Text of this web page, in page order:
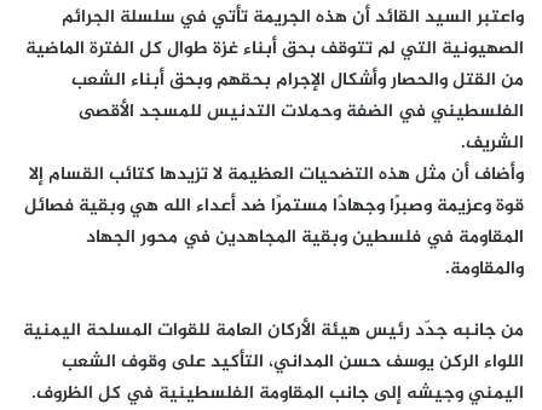
واعتبر السيد القائد أن هذه الجريمة تأتي في سلسلة الجرائم
الصهيونية التي لم تتوقف بحق أبناء غزة طوال كل الفترة الماضية
من القتل والحصار وأشكال الإجرام بحقهم وبحق أبناء الشعب
الفلسطيني في الضفة وحملات التدنيس للمسجد الأقصى
الشريف.
وأضاف أن مثل هذه التضحيات العظيمة لا تزيدها كتائب القسام إلا
قوة وعزيمة وصبرًا وجهادًا مستمرًا ضد أعداء الله هي وبقية فصائل
المقاومة في فلسطين وبقية المجاهدين في محور الجهاد
والمقاومة.
من جانبه جدّد رئيس هيئة الأركان العامة للقوات المسلحة اليمنية
اللواء الركن يوسف حسن المداني، التأكيد على وقوف الشعب
اليمني وجيشه إلى جانب المقاومة الفلسطينية في كل الظروف.